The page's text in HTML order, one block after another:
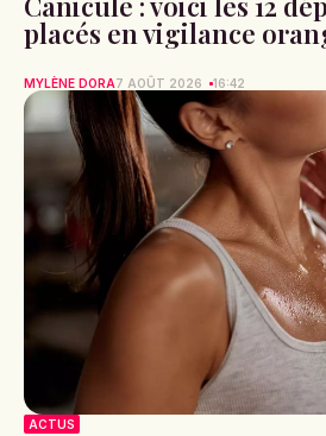
placés en vigilance
MYLÈNE DORA7 AOÛT 2026 16:42
ACTUS